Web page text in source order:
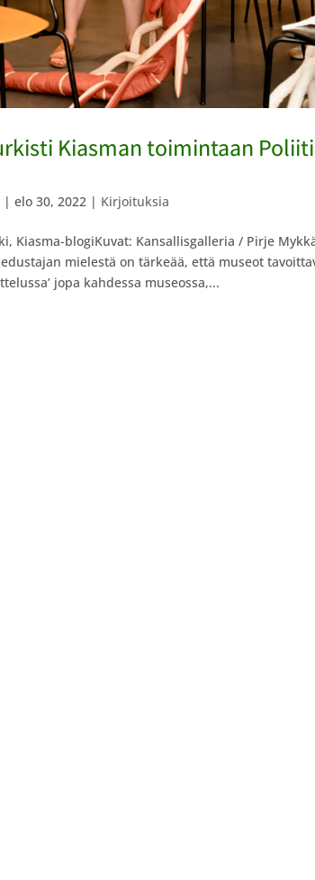
Kiasman toimintaan
|elo 30, 2022 | Kirjoituksia
Kiasma-blogiKuvat: Kansallisgalleria / Pirje
mielestä on tärkeää, että museot
jopa kahdessa museossa,...